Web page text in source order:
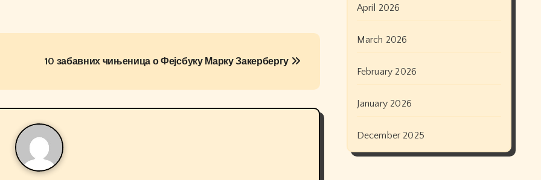
10 забавних чињеница о Фејсбуку Марку Закербергу
April 2026
March 2026
February 2026
January 2026
December 2025